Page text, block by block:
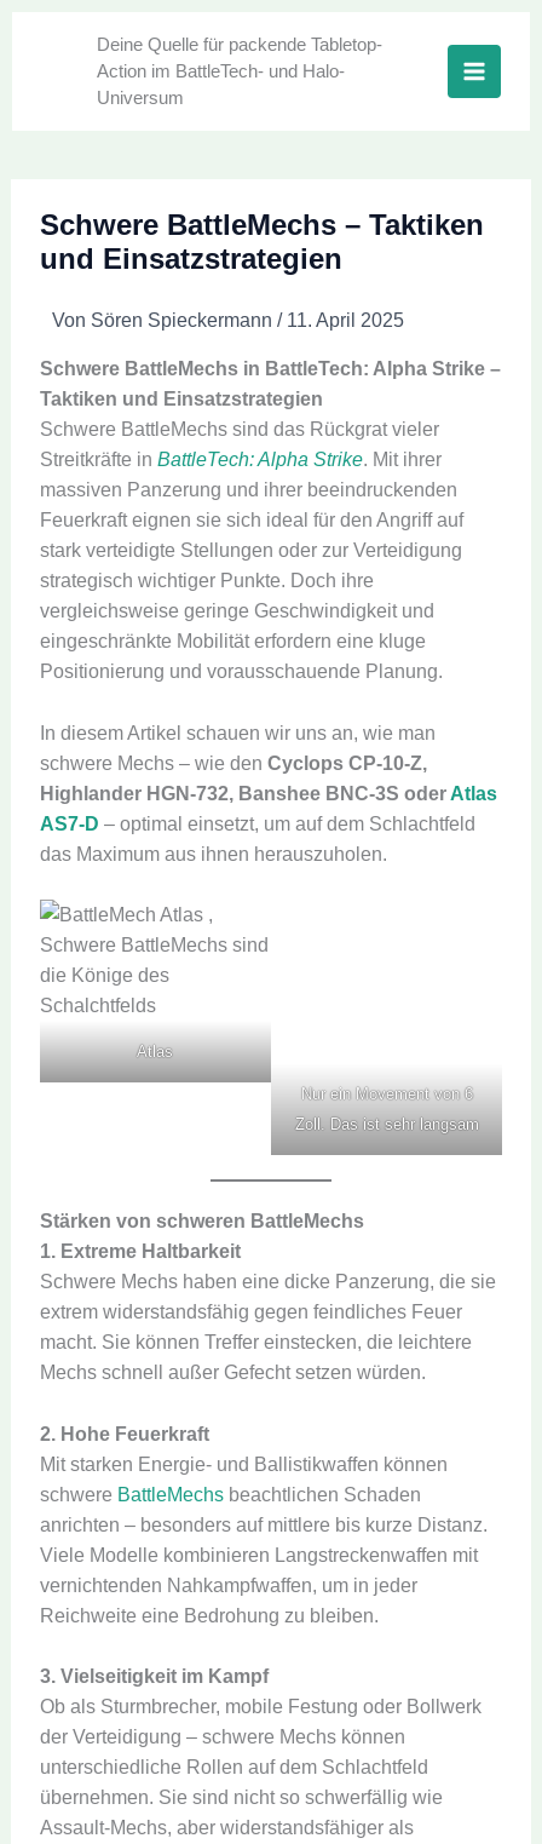
Deine Quelle für packende Tabletop-
Action im BattleTech- und Halo-
Universum
Schwere BattleMechs – Taktiken
und Einsatzstrategien
Von Sören Spieckermann / 11. April 2025
Schwere BattleMechs in BattleTech: Alpha Strike –
Taktiken und Einsatzstrategien
Schwere BattleMechs sind das Rückgrat vieler
Streitkräfte in BattleTech: Alpha Strike. Mit ihrer
massiven Panzerung und ihrer beeindruckenden
Feuerkraft eignen sie sich ideal für den Angriff auf
stark verteidigte Stellungen oder zur Verteidigung
strategisch wichtiger Punkte. Doch ihre
vergleichsweise geringe Geschwindigkeit und
eingeschränkte Mobilität erfordern eine kluge
Positionierung und vorausschauende Planung.
In diesem Artikel schauen wir uns an, wie man
schwere Mechs – wie den Cyclops CP-10-Z,
Highlander HGN-732, Banshee BNC-3S oder Atlas
AS7-D – optimal einsetzt, um auf dem Schlachtfeld
das Maximum aus ihnen herauszuholen.
Atlas
Nur ein Movement von 6
Zoll. Das ist sehr langsam
Stärken von schweren BattleMechs
1. Extreme Haltbarkeit
Schwere Mechs haben eine dicke Panzerung, die sie
extrem widerstandsfähig gegen feindliches Feuer
macht. Sie können Treffer einstecken, die leichtere
Mechs schnell außer Gefecht setzen würden.
2. Hohe Feuerkraft
Mit starken Energie- und Ballistikwaffen können
schwere BattleMechsbeachtlichen Schaden
anrichten – besonders auf mittlere bis kurze Distanz.
Viele Modelle kombinieren Langstreckenwaffen mit
vernichtenden Nahkampfwaffen, um in jeder
Reichweite eine Bedrohung zu bleiben.
3. Vielseitigkeit im Kampf
Ob als Sturmbrecher, mobile Festung oder Bollwerk
der Verteidigung – schwere Mechs können
unterschiedliche Rollen auf dem Schlachtfeld
übernehmen. Sie sind nicht so schwerfällig wie
Assault-Mechs, aber widerstandsfähiger als